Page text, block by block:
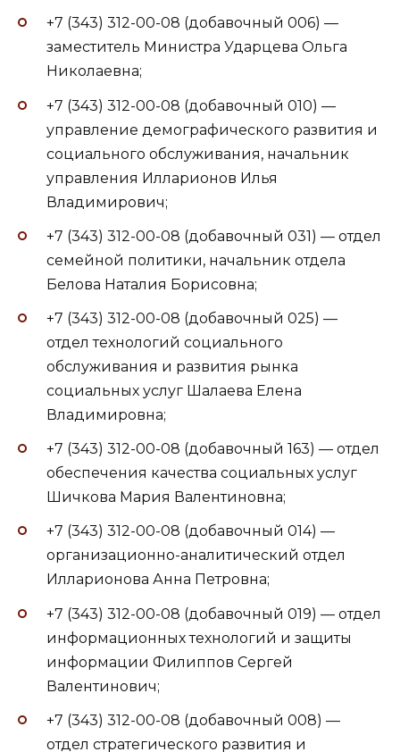
+7 (343) 312-00-08 (добавочный 006) —
заместитель Министра Ударцева Ольга
Николаевна;
+7 (343) 312-00-08 (добавочный 010) —
управление демографического развития и
социального обслуживания, начальник
управления Илларионов Илья
Владимирович;
+7 (343) 312-00-08 (добавочный 031) — отдел
семейной политики, начальник отдела
Белова Наталия Борисовна;
+7 (343) 312-00-08 (добавочный 025) —
отдел технологий социального
обслуживания и развития рынка
социальных услуг Шалаева Елена
Владимировна;
+7 (343) 312-00-08 (добавочный 163) — отдел
обеспечения качества социальных услуг
Шичкова Мария Валентиновна;
+7 (343) 312-00-08 (добавочный 014) —
организационно-аналитический отдел
Илларионова Анна Петровна;
+7 (343) 312-00-08 (добавочный 019) — отдел
информационных технологий и защиты
информации Филиппов Сергей
Валентинович;
+7 (343) 312-00-08 (добавочный 008) —
отдел стратегического развития и